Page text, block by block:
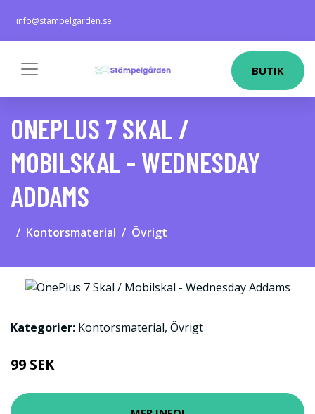
info@stampelgarden.se
BUTIK
ONEPLUS 7 SKAL /
MOBILSKAL - WEDNESDAY
ADDAMS
Kontorsmaterial Övrigt
Kategorier: Kontorsmaterial, Övrigt
99 SEK